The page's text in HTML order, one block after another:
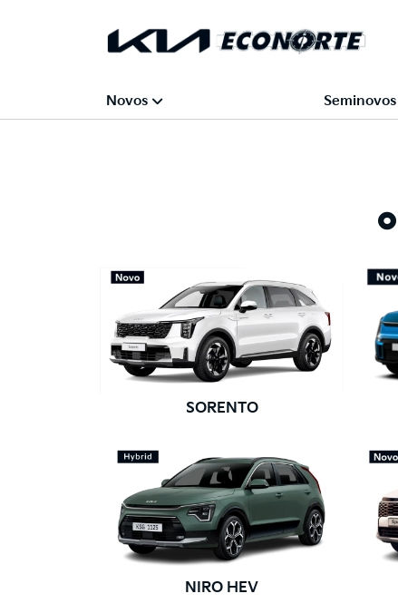
Novos Seminovos
SORENTO
NIRO HEV